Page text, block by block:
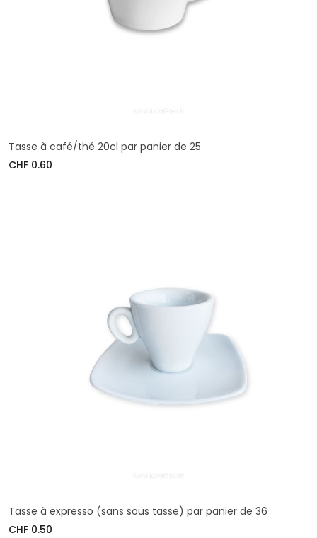
Tasse à café/thé 20cl par panier de 25
CHF 0.60
Tasse à expresso (sans sous tasse) par panier de 36
CHF 0.50